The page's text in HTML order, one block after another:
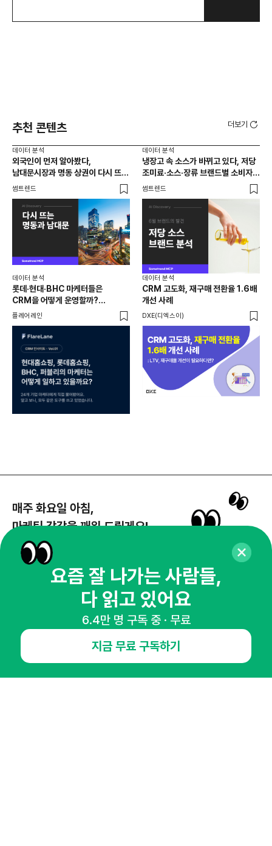
추천 콘텐츠 더보기
데이터 분석
외국인이 먼저 알아봤다,
남대문시장과 명동 상권이 다시 뜨는
이유는 뭘까
썸트렌드
데이터 분석
냉장고 속 소스가 바뀌고 있다, 저당
조미료·소스·장류 브랜드별 소비자
반응 분석
썸트렌드
데이터 분석
롯데·현대·BHC 마케터들은
CRM을 어떻게 운영할까?
24개사가 직접 답한 마케팅 자동화
플레어레인
데이터 분석
CRM 고도화, 재구매 전환율 1.6배
개선 사례
DXE(디엑스이)
매주 화요일 아침,
마케팅 감각을 깨워 드릴게요!
65,043명의 마케터를 성장시키는 뉴스레터
뉴스레터 구독하기
NHN AD
오픈애즈란 공지사항 제휴문의
인사이터 신청
뉴스레터
광고안내
요즘 잘 나가는 사람들,
다 읽고 있어요
6.4만 명 구독 중 · 무료
지금 무료 구독하기